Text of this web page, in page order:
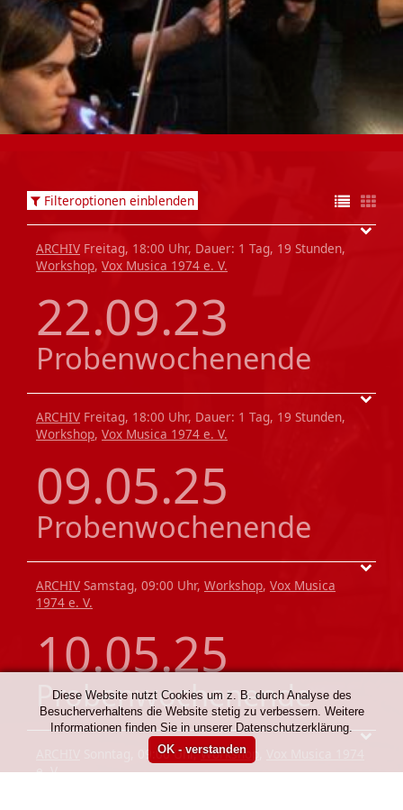
Filteroptionen einblenden
ARCHIV Freitag, 18:00 Uhr, Dauer: 1 Tag, 19 Stunden,
Workshop, Vox Musica 1974 e. V.
22.09.23
Probenwochenende
ARCHIV Freitag, 18:00 Uhr, Dauer: 1 Tag, 19 Stunden,
Workshop, Vox Musica 1974 e. V.
09.05.25
Probenwochenende
ARCHIV Samstag, 09:00 Uhr, Workshop, Vox Musica
1974 e. V.
10.05.25
Probenwochenende
Sonntag, 09:00 Uhr,Workshop
e. V.
Diese Website nutzt Cookies um z. B. durch Analyse des
Besucherverhaltens die Website stetig zu verbessern. Weitere
Informationen finden Sie in unserer Datenschutzerklärung.